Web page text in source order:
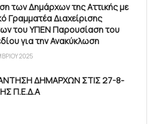
των Δημάρχων της Αττικής με
Γραμματέα Διαχείρισης
του ΥΠΕΝ Παρουσίαση του
για την Ανακύκλωση
2025
ΔΗΜΑΡΧΩΝ ΣΤΙΣ 27-8-
Π.Ε.Δ.Α